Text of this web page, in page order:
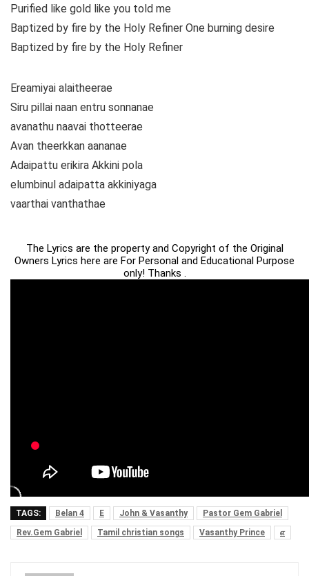
Purified like gold like you told me
Baptized by fire by the Holy Refiner One burning desire
Baptized by fire by the Holy Refiner
Ereamiyai alaitheerae
Siru pillai naan entru sonnanae
avanathu naavai thotteerae
Avan theerkkan aananae
Adaipattu erikira Akkini pola
elumbinul adaipatta akkiniyaga
vaarthai vanthathae
The Lyrics are the property and Copyright of the Original
Owners Lyrics here are For Personal and Educational Purpose
only! Thanks .
TAGS: Belan 4 E John & Vasanthy
Pastor Gem Gabriel
Rev.Gem Gabriel
Tamil christian songs Vasanthy Prince எ